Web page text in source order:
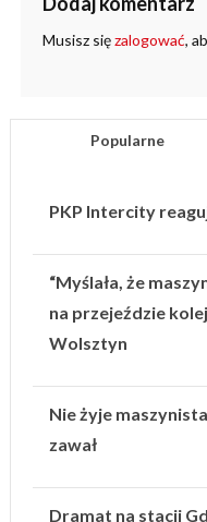
Musisz sięzalogować,
Popularne
PKP Intercity
“Myślała, że
na przejeździe
Wolsztyn
Nie żyje
zawał
Dramat na stacji